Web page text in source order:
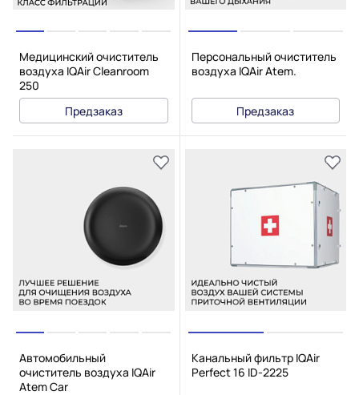
Медицинский очиститель
воздуха IQAir Cleanroom
250
Предзаказ
Персональный очиститель
воздуха IQAir Atem.
Предзаказ
Автомобильный
очиститель воздуха IQAir
Atem Car
Канальный фильтр IQAir
Perfect 16 ID-2225